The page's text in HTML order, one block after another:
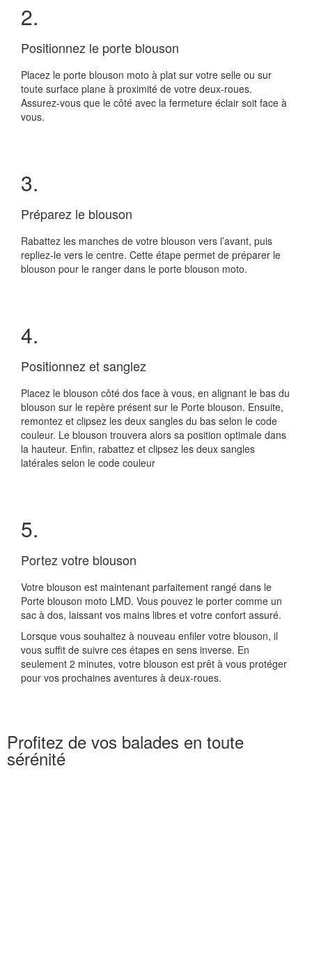
2.
Positionnez le porte blouson
Placez le porte blouson moto à plat sur votre selle ou sur
toute surface plane à proximité de votre deux-roues.
Assurez-vous que le côté avec la fermeture éclair soit face à
vous.
3.
Préparez le blouson
Rabattez les manches de votre blouson vers l’avant, puis
repliez-le vers le centre. Cette étape permet de préparer le
blouson pour le ranger dans le porte blouson moto.
4.
Positionnez et sanglez
Placez le blouson côté dos face à vous, en alignant le bas du
blouson sur le repère présent sur le Porte blouson. Ensuite,
remontez et clipsez les deux sangles du bas selon le code
couleur. Le blouson trouvera alors sa position optimale dans
la hauteur. Enfin, rabattez et clipsez les deux sangles
latérales selon le code couleur
5.
Portez votre blouson
Votre blouson est maintenant parfaitement rangé dans le
Porte blouson moto LMD. Vous pouvez le porter comme un
sac à dos, laissant vos mains libres et votre confort assuré.
Lorsque vous souhaitez à nouveau enfiler votre blouson, il
vous suffit de suivre ces étapes en sens inverse. En
seulement 2 minutes, votre blouson est prêt à vous protéger
pour vos prochaines aventures à deux-roues.
Profitez de vos balades en toute
sérénité